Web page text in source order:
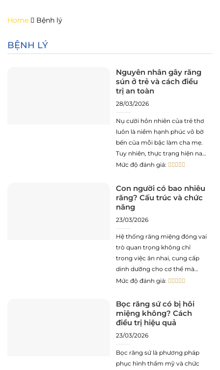
Home Bệnh lý
BỆNH LÝ
Nguyên nhân gây răng
sún ở trẻ và cách điều
trị an toàn
28/03/2026
Nụ cười hồn nhiên của trẻ thơ
luôn là niềm hạnh phúc vô bờ
bến của mỗi bậc làm cha mẹ.
Tuy nhiên, thực trạng hiện nay
cho thấy tỷ lệ trẻ em gặp các
là tình trạng răng sún, đang ở
mức
Mức độ đánh giá:
Con người có bao nhiêu
răng? Cấu trúc và chức
năng
23/03/2026
Hệ thống răng miệng đóng vai
trò quan trọng không chỉ
trong việc ăn nhai, cung cấp
dinh dưỡng cho cơ thể mà
còn ảnh hưởng trực tiếp đến
năng phát âm. Việc hiểu rõ
con người có bao nhiêu răng
giúp chúng ta
Mức độ đánh giá:
Bọc răng sứ có bị hôi
miệng không? Cách
điều trị hiệu quả
23/03/2026
Bọc răng sứ là phương pháp
phục hình thẩm mỹ và chức